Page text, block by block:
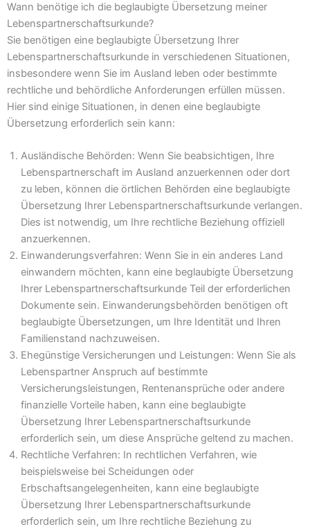
Wann benötige ich die beglaubigte Übersetzung meiner
Lebenspartnerschaftsurkunde?
Sie benötigen eine beglaubigte Übersetzung Ihrer
Lebenspartnerschaftsurkunde in verschiedenen Situationen,
insbesondere wenn Sie im Ausland leben oder bestimmte
rechtliche und behördliche Anforderungen erfüllen müssen.
Hier sind einige Situationen, in denen eine beglaubigte
Übersetzung erforderlich sein kann:
Ausländische Behörden: Wenn Sie beabsichtigen, Ihre
Lebenspartnerschaft im Ausland anzuerkennen oder dort
zu leben, können die örtlichen Behörden eine beglaubigte
Übersetzung Ihrer Lebenspartnerschaftsurkunde verlangen.
Dies ist notwendig, um Ihre rechtliche Beziehung offiziell
anzuerkennen.
Einwanderungsverfahren: Wenn Sie in ein anderes Land
einwandern möchten, kann eine beglaubigte Übersetzung
Ihrer Lebenspartnerschaftsurkunde Teil der erforderlichen
Dokumente sein. Einwanderungsbehörden benötigen oft
beglaubigte Übersetzungen, um Ihre Identität und Ihren
Familienstand nachzuweisen.
Ehegünstige Versicherungen und Leistungen: Wenn Sie als
Lebenspartner Anspruch auf bestimmte
Versicherungsleistungen, Rentenansprüche oder andere
finanzielle Vorteile haben, kann eine beglaubigte
Übersetzung Ihrer Lebenspartnerschaftsurkunde
erforderlich sein, um diese Ansprüche geltend zu machen.
Rechtliche Verfahren: In rechtlichen Verfahren, wie
beispielsweise bei Scheidungen oder
Erbschaftsangelegenheiten, kann eine beglaubigte
Übersetzung Ihrer Lebenspartnerschaftsurkunde
erforderlich sein, um Ihre rechtliche Beziehung zu